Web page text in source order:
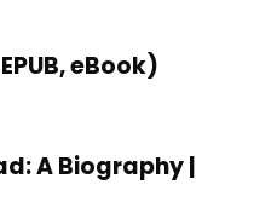
eBook)
A Biography |